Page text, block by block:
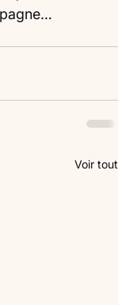
Voir tout